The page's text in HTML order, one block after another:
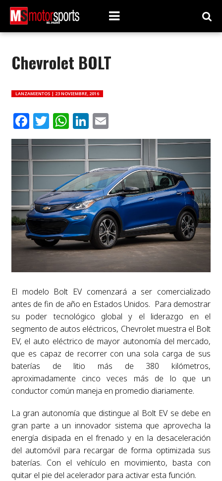
Chevrolet BOLT
LANZAMIENTOS | 23 NOVIEMBRE, 2016
Facebook
Twitter
WhatsApp
LinkedIn
Email
El modelo Bolt EV comenzará a ser comercializado
antes de fin de año en Estados Unidos. Para demostrar
su poder tecnológico global y el liderazgo en el
segmento de autos eléctricos, Chevrolet muestra el Bolt
EV, el auto eléctrico de mayor autonomía del mercado,
que es capaz de recorrer con una sola carga de sus
baterías de litio más de 380 kilómetros,
aproximadamente cinco veces más de lo que un
conductor común maneja en promedio diariamente.
La gran autonomía que distingue al Bolt EV se debe en
gran parte a un innovador sistema que aprovecha la
energía disipada en el frenado y en la desaceleración
del automóvil para recargar de forma optimizada sus
baterías. Con el vehículo en movimiento, basta con
quitar el pie del acelerador para activar esta función.